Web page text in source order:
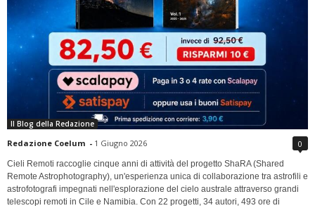
Il Blog della Redazione
Redazione Coelum - 1 Giugno 2026 0
Cieli Remoti raccoglie cinque anni di attività del progetto ShaRA (Shared
Remote Astrophotography), un'esperienza unica di collaborazione tra astrofili e
astrofotografi impegnati nell'esplorazione del cielo australe attraverso grandi
telescopi remoti in Cile e Namibia. Con 22 progetti, 34 autori, 493 ore di